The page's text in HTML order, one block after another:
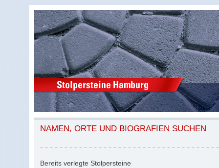
NAMEN, ORTE UND BIOGRAFIEN SUCHEN
Bereits verlegte Stolpersteine